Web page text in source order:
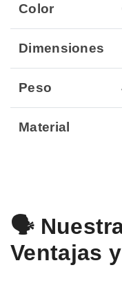
Color
Dimensiones
Peso
Material
🗣️
Ventajas